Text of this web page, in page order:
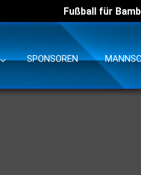
Fußball für
SPONSOREN